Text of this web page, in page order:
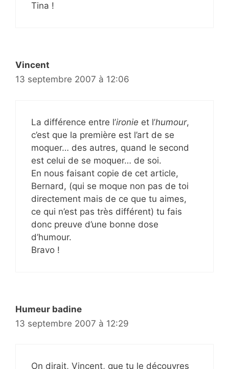
Tina !
Vincent
13 septembre 2007 à 12:06
La différence entre l’ironie et l’humour,
c’est que la première est l’art de se
moquer… des autres, quand le second
est celui de se moquer… de soi.
En nous faisant copie de cet article,
Bernard, (qui se moque non pas de toi
directement mais de ce que tu aimes,
ce qui n’est pas très différent) tu fais
donc preuve d’une bonne dose
d’humour.
Bravo !
Humeur badine
13 septembre 2007 à 12:29
On dirait, Vincent, que tu le découvres